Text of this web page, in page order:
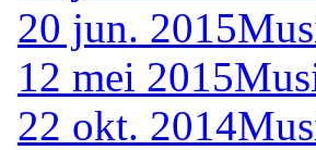
20 jun. 2015
12 mei 2015
22 okt. 2014